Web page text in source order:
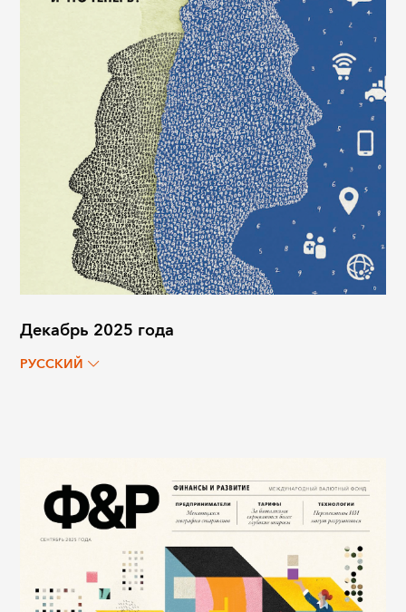
Декабрь 2025 года
РУССКИЙ